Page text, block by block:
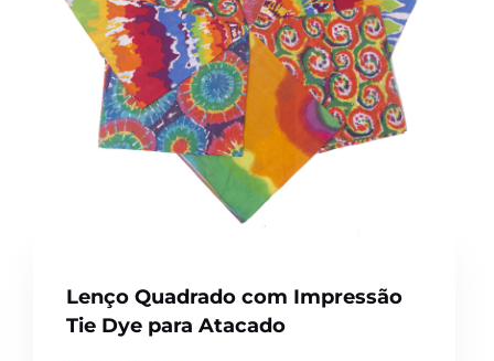
Lenço Quadrado com Impressão
Tie Dye para Atacado